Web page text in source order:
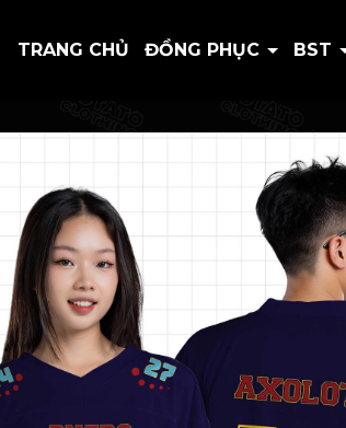
TRANG CHỦ ĐỒNG PHỤC BST